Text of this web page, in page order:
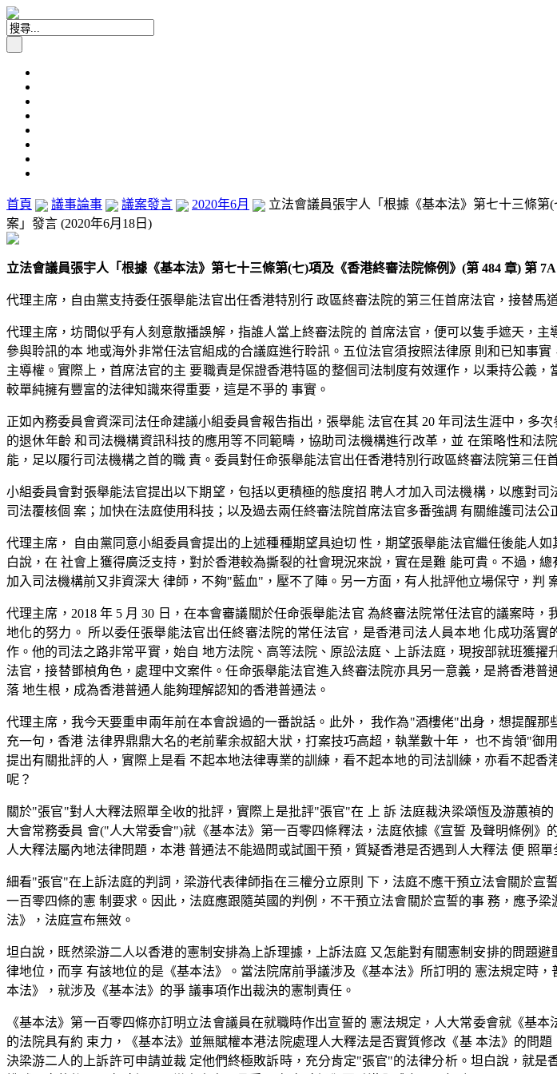
首頁 議事論事 議案發言 2020年6月
立法會議員張宇人「根據《基本法》第七十三條
案」發言 (2020年6月18日)
立法會議員張宇人「根據《基本法》第七十三條第(七)項及《香港終審法院條例》(第 484 章) 第
代理主席，自由黨支持委任張舉能法官出任香港特別行 政區終審法院的第三任首席法官，接替馬
代理主席，坊間似乎有人刻意散播誤解，指誰人當上終審法院的 首席法官，便可以隻手遮天，
參與聆訊的本 地或海外非常任法官組成的合議庭進行聆訊。五位法官須按照法律原 則和已知事
主導權。實際上，首席法官的主 要職責是保證香港特區的整個司法制度有效運作，以秉持公義
較單純擁有豐富的法律知識來得重要，這是不爭的 事實。
正如內務委員會資深司法任命建議小組委員會報告指出，張舉能 法官在其 20 年司法生涯中，多
的退休年齡 和司法機構資訊科技的應用等不同範疇，協助司法機構進行改革，並 在策略性和
能，足以履行司法機構之首的職 責。委員對任命張舉能法官出任香港特別行政區終審法院第三任
小組委員會對張舉能法官提出以下期望，包括以更積極的態度招 聘人才加入司法機構，以應對
司法覆核個 案；加快在法庭使用科技；以及過去兩任終審法院首席法官多番強調 有關維護司法公
代理主席， 自由黨同意小組委員會提出的上述種種期望具迫切 性，期望張舉能法官繼任後能人
白說，在 社會上獲得廣泛支持，對於香港較為撕裂的社會現況來說，實在是難 能可貴。不過，
加入司法機構前又非資深大 律師，不夠"藍血"，壓不了陣。另一方面，有人批評他立場保守，判
代理主席，2018 年 5 月 30 日，在本會審議關於任命張舉能法官 為終審法院常任法官的議案時
地化的努力。 所以委任張舉能法官出任終審法院的常任法官，是香港司法人員本地 化成功落
作。他的司法之路非常平實，始自 地方法院、高等法院、原訟法庭、上訴法庭，現按部就班獲
法官，接替鄧楨角色，處理中文案件。任命張舉能法官進入終審法院亦具另一意義，是將香港
落 地生根，成為香港普通人能夠理解認知的香港普通法。
代理主席，我今天要重申兩年前在本會說過的一番說話。此外， 我作為"酒樓佬"出身，想提醒
充一句，香港 法律界鼎鼎大名的老前輩余叔韶大狀，打案技巧高超，執業數十年， 也不肯領"
提出有關批評的人，實際上是看 不起本地法律專業的訓練，看不起本地的司法訓練，亦看不起
呢？
關於"張官"對人大釋法照單全收的批評，實際上是批評"張官"在 上 訴 法庭裁決梁頌恆及游蕙禎
大會常務委員 會("人大常委會")就《基本法》第一百零四條釋法，法庭依據《宣誓 及聲明條例
人大釋法屬內地法律問題，本港 普通法不能過問或試圖干預，質疑香港是否遇到人大釋法 便 照單
細看"張官"在上訴法庭的判詞，梁游代表律師指在三權分立原則 下，法庭不應干預立法會關於
一百零四條的憲 制要求。因此，法庭應跟隨英國的判例，不干預立法會關於宣誓的事 務，應予
法》，法庭宣布無效。
坦白說，既然梁游二人以香港的憲制安排為上訴理據，上訴法庭 又怎能對有關憲制安排的問題
律地位，而享 有該地位的是《基本法》。當法院席前爭議涉及《基本法》所訂明的 憲法規定時
本法》，就涉及《基本法》的爭 議事項作出裁決的憲制責任。
《基本法》第一百零四條亦訂明立法會議員在就職時作出宣誓的 憲法規定，人大常委會就《基
的法院具有約 束力，《基本法》並無賦權本港法院處理人大釋法是否實質修改《基 本法》的問
決梁游二人的上訴許可申請並裁 定他們終極敗訴時，充分肯定"張官"的法律分析。坦白說，就